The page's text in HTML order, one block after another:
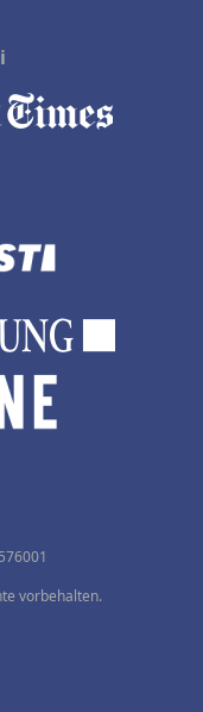
vorbehalten.